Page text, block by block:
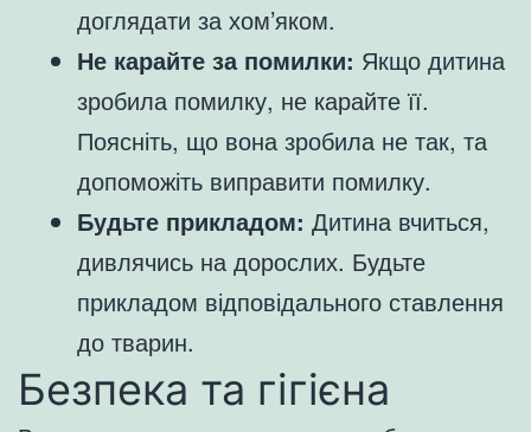
доглядати за хом’яком.
Не карайте за помилки: Якщо дитина
зробила помилку, не карайте її.
Поясніть, що вона зробила не так, та
допоможіть виправити помилку.
Будьте прикладом: Дитина вчиться,
дивлячись на дорослих. Будьте
прикладом відповідального ставлення
до тварин.
Безпека та гігієна